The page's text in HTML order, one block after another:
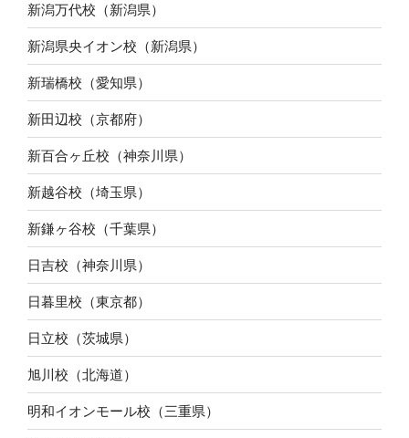
新潟万代校（新潟県）
新潟県央イオン校（新潟県）
新瑞橋校（愛知県）
新田辺校（京都府）
新百合ヶ丘校（神奈川県）
新越谷校（埼玉県）
新鎌ヶ谷校（千葉県）
日吉校（神奈川県）
日暮里校（東京都）
日立校（茨城県）
旭川校（北海道）
明和イオンモール校（三重県）